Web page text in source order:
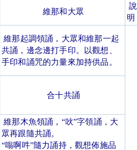
維那和大眾
說
明
維那起調領誦，大眾和維那一起
共誦，邊念邊打手印。以觀想、
手印和誦咒的力量來加持供品。
合十共誦
維那木魚領誦， “吙”字領誦，大
眾再跟隨共誦。
“嗡啊吽”隨力誦持，觀想佈施品